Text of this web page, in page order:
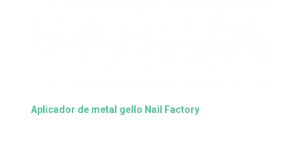
Aplicador de metal gello Nail Factory